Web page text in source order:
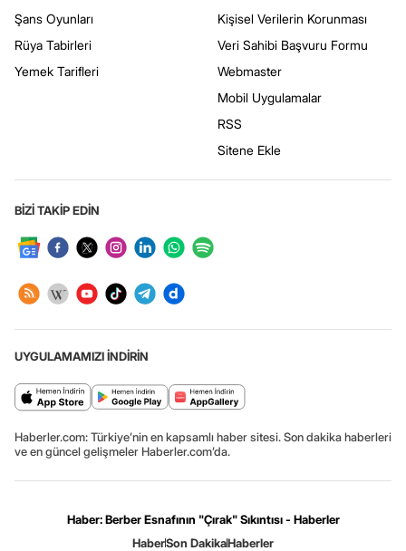
Şans Oyunları
Rüya Tabirleri
Yemek Tarifleri
Kişisel Verilerin Korunması
Veri Sahibi Başvuru Formu
Webmaster
Mobil Uygulamalar
RSS
Sitene Ekle
BİZİ TAKİP EDİN
UYGULAMAMIZI İNDİRİN
Haberler.com: Türkiye’nin en kapsamlı haber sitesi. Son dakika haberleri
ve en güncel gelişmeler Haberler.com’da.
Haber: Berber Esnafının "Çırak" Sıkıntısı - Haberler
HaberSon DakikaHaberler